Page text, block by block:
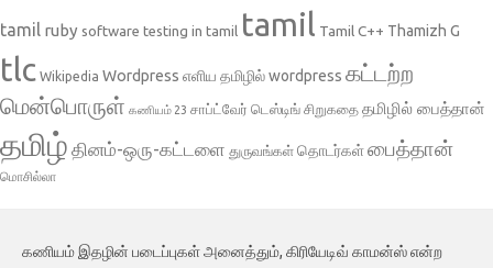
tamil ruby software testing in tamil tamil Tamil C++ Thamizh G
tlc Wikipedia Wordpress எளிய தமிழில் wordpress கட்டற்ற
மென்பொருள் கணியம் 23 சாப்ட்வேர் டெஸ்டிங் சிறுகதை தமிழில் பைத்தான்
தமிழ் தினம்-ஒரு-கட்டளை துருவங்கள் தொடர்கள்பைத்தான்
மொசில்லா
கணியம் இதழின் படைப்புகள் அனைத்தும், கிரியேடிவ் காமன்ஸ் என்ற